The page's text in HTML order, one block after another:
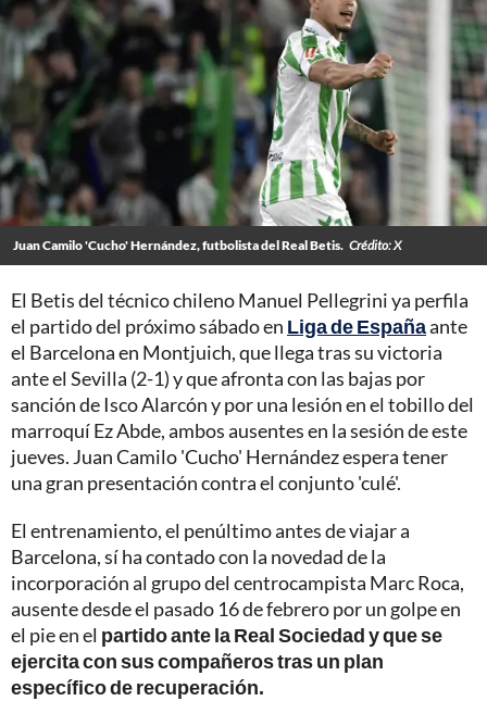
Juan Camilo 'Cucho' Hernández, futbolista del Real Betis. Crédito: X
El Betis del técnico chileno Manuel Pellegrini ya perfila
el partido del próximo sábado en Liga de Españaante
el Barcelona en Montjuich, que llega tras su victoria
ante el Sevilla (2-1) y que afronta con las bajas por
sanción de Isco Alarcón y por una lesión en el tobillo del
marroquí Ez Abde, ambos ausentes en la sesión de este
jueves. Juan Camilo 'Cucho' Hernández espera tener
una gran presentación contra el conjunto 'culé'.
El entrenamiento, el penúltimo antes de viajar a
Barcelona, sí ha contado con la novedad de la
incorporación al grupo del centrocampista Marc Roca,
ausente desde el pasado 16 de febrero por un golpe en
el pie en el partido ante la Real Sociedad y que se
ejercita con sus compañeros tras un plan
específico de recuperación.